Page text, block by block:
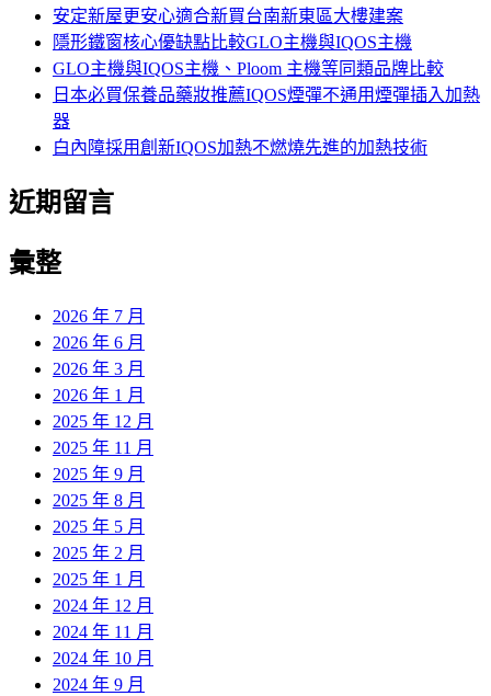
安定新屋更安心適合新買台南新東區大樓建案
隱形鐵窗核心優缺點比較GLO主機與IQOS主機
GLO主機與IQOS主機、Ploom 主機等同類品牌比較
日本必買保養品藥妝推薦IQOS煙彈不通用煙彈插入加熱
器
白內障採用創新IQOS加熱不燃燒先進的加熱技術
近期留言
彙整
2026 年 7 月
2026 年 6 月
2026 年 3 月
2026 年 1 月
2025 年 12 月
2025 年 11 月
2025 年 9 月
2025 年 8 月
2025 年 5 月
2025 年 2 月
2025 年 1 月
2024 年 12 月
2024 年 11 月
2024 年 10 月
2024 年 9 月